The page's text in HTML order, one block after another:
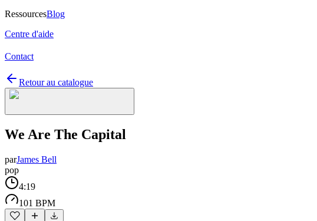
RessourcesBlog
Centre d'aide
Contact
Retour au catalogue
We Are The Capital
parJames Bell
pop
4:19
101 BPM